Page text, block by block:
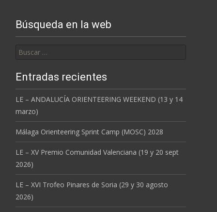
Búsqueda en la web
Entradas recientes
LE – ANDALUCÍA ORIENTEERING WEEKEND (13 y 14
marzo)
Málaga Orienteering Sprint Camp (MOSC) 2028
LE – XV Premio Comunidad Valenciana (19 y 20 sept
2026)
LE – XVI Trofeo Pinares de Soria (29 y 30 agosto
2026)